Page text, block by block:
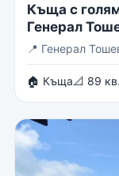
Къща с
Генерал
📍 Генерал
🏠 Къща📐 89